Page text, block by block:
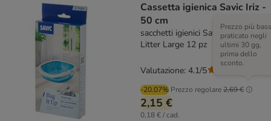
Cassetta igienica Savic Iriz -
50 cm
sacchetti igienici Savic Bag it Up
Litter Large 12 pz
-20.07% Prezzo regolare2,69 €
Prezzo più
praticato negli
ultimi 30 gg,
prima dello
sconto.
2,15 €
0,18 € / cad.
Valutazione: 4.1/5